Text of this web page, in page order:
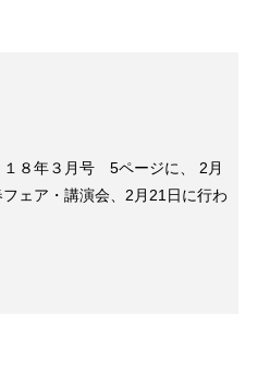
１８年３月号 5ページに、 2月
ェア・講演会、2月21日に行わ